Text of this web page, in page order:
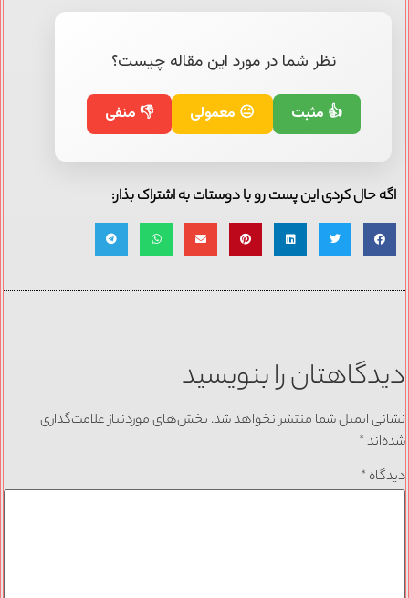
نظر شما در مورد این مقاله چیست؟
👍 مثبت 😐 معمولی 👎 منفی
اگه حال کردی این پست رو با دوستات به اشتراک بذار:
دیدگاهتان را بنویسید
نشانی ایمیل شما منتشر نخواهد شد. بخش‌های موردنیاز علامت‌گذاری
شده‌اند*
دیدگاه *